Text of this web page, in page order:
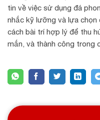
tin về việc sử dụng đá
nhắc kỹ lưỡng và lựa chọn
cách bài trí hợp lý để thu
mắn, và thành công trong